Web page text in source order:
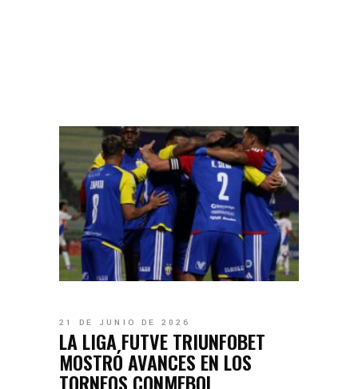
21 DE JUNIO DE 2026
LA LIGA FUTVE TRIUNFOBET
MOSTRÓ AVANCES EN LOS
TORNEOS CONMEBOL